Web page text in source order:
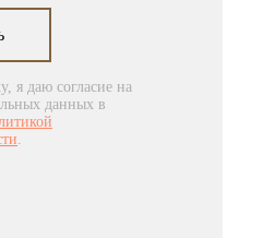
я даю согласие на
данных в
.